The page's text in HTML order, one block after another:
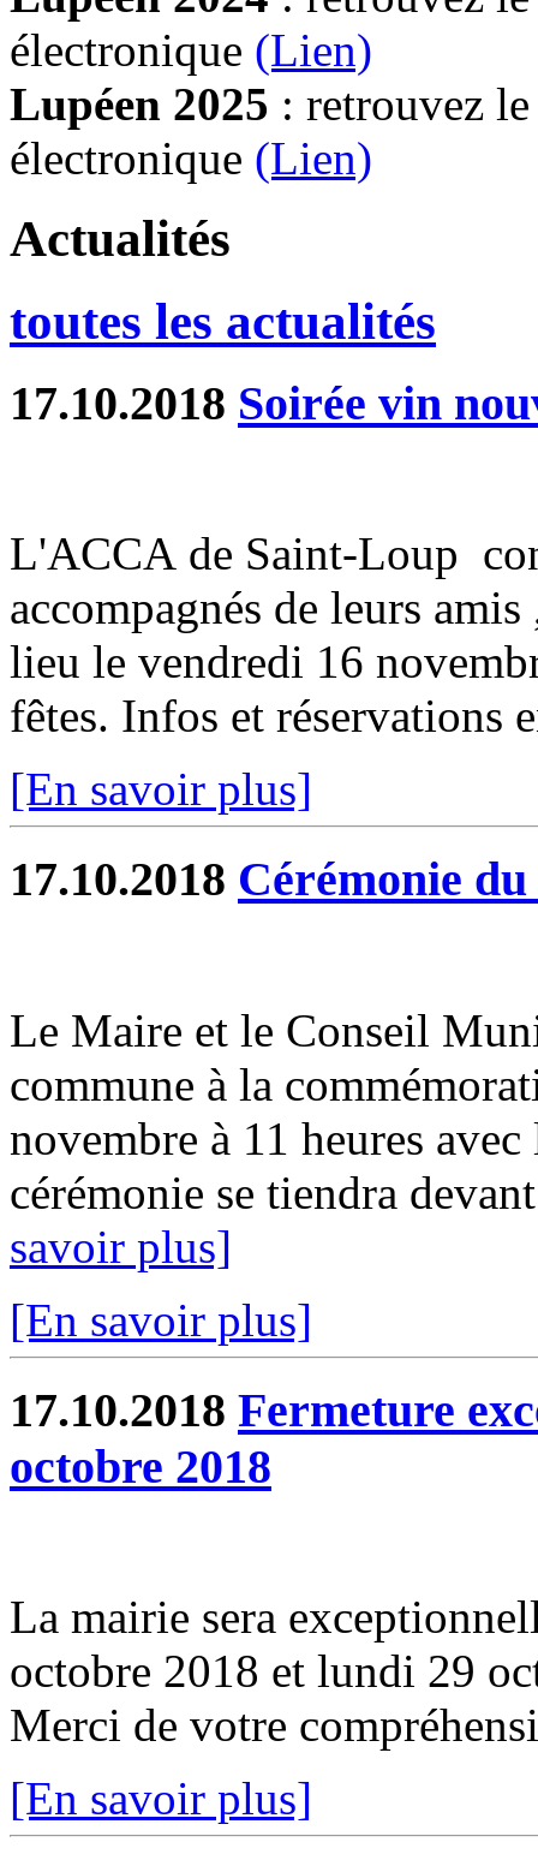
électronique (Lien)
Lupéen 2025 : retrouvez
électronique (Lien)
Actualités
toutes les actualités
17.10.2018 Soirée vin
L'ACCA de Saint-Loup
accompagnés de leurs
lieu le vendredi 16
fêtes. Infos et réservations
[En savoir plus]
17.10.2018 Cérémonie
Le Maire et le Conseil
commune à la
novembre à 11 heures
cérémonie se tiendra
savoir plus]
[En savoir plus]
17.10.2018 Fermeture
octobre 2018
La mairie sera
octobre 2018 et lundi 29
Merci de votre
[En savoir plus]